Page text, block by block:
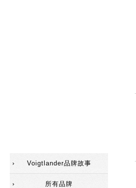
Voigtlander品牌故事
所有品牌